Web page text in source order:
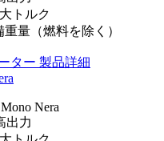
トルク
重量（燃料を除く）
ター 製品詳細
Nera
出力